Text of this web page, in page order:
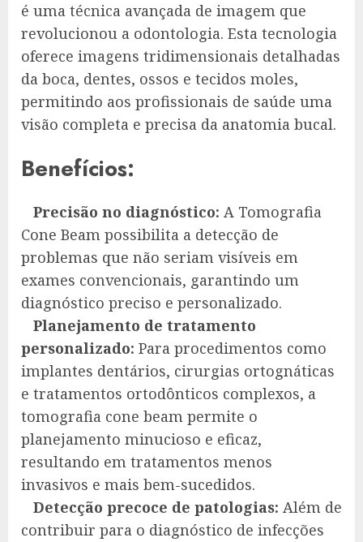
é uma técnica avançada de imagem que
revolucionou a odontologia. Esta tecnologia
oferece imagens tridimensionais detalhadas
da boca, dentes, ossos e tecidos moles,
permitindo aos profissionais de saúde uma
visão completa e precisa da anatomia bucal.
Benefícios:
Precisão no diagnóstico: A Tomografia
Cone Beam possibilita a detecção de
problemas que não seriam visíveis em
exames convencionais, garantindo um
diagnóstico preciso e personalizado.
Planejamento de tratamento
personalizado: Para procedimentos como
implantes dentários, cirurgias ortognáticas
e tratamentos ortodônticos complexos, a
tomografia cone beam permite o
planejamento minucioso e eficaz,
resultando em tratamentos menos
invasivos e mais bem-sucedidos.
Detecção precoce de patologias: Além de
contribuir para o diagnóstico de infecções